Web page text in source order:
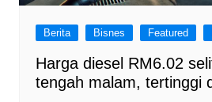
Berita Bisnes Featured
Harga diesel RM6.02
tengah malam, tertinggi